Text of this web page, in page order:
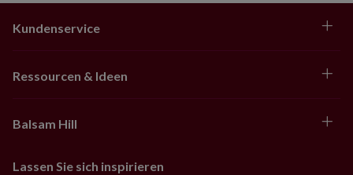
Kundenservice
Ressourcen & Ideen
Balsam Hill
Lassen Sie sich inspirieren